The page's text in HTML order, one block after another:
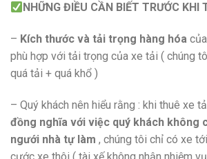
NHỮNG ĐIỀU CẦN BIẾT TRƯỚC KHI
– Kích thước và tải trọng hàng hóa
phù hợp với tải trọng của xe tải ( chúng
quá tải + quá khổ )
– Quý khách nên hiểu rằng : khi thuê xe
đồng nghĩa với việc quý khách không
ngưới nhà tự làm , chúng tôi chỉ có xe